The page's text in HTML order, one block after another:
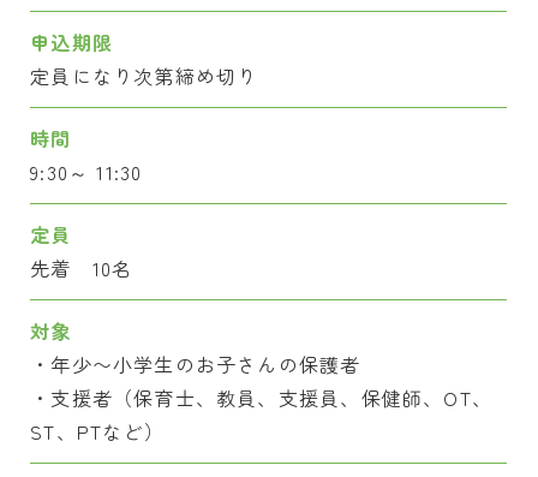
申込期限
定員になり次第締め切り
時間
9:30～ 11:30
定員
先着 10名
対象
・年少〜小学生のお子さんの保護者
・支援者（保育士、教員、支援員、保健師、OT、
ST、PTなど）